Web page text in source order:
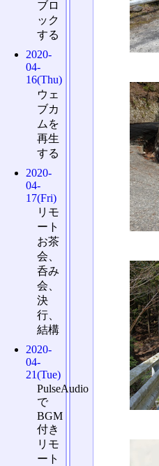
ブロ
ック
する
2020-
04-
16(Thu)
ウェ
ブカ
ムを
再生
する
2020-
04-
17(Fri)
リモ
ート
お茶
会、
呑み
会、
決
行、
結構
2020-
04-
21(Tue)
PulseAudio
で
BGM
付き
リモ
ート